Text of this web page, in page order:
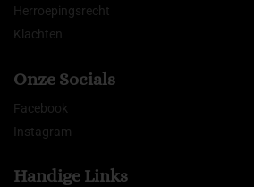
Herroepingsrecht
Klachten
Onze Socials
Facebook
Instagram
Handige Links